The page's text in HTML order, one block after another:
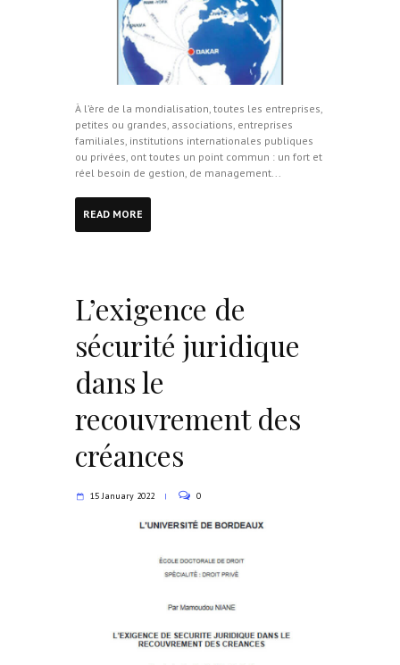
À l’ère de la mondialisation, toutes les entreprises,
petites ou grandes, associations, entreprises
familiales, institutions internationales publiques
ou privées, ont toutes un point commun : un fort et
réel besoin de gestion, de management...
READ MORE
L’exigence de
sécurité juridique
dans le
recouvrement des
créances
15 January 2022 0